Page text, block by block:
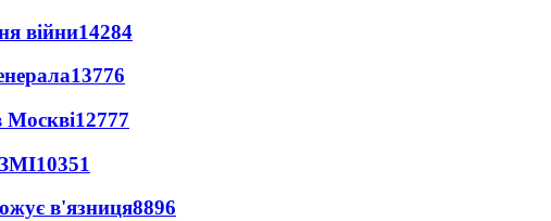
війни14284
13776
Москві12777
10351
в'язниця8896